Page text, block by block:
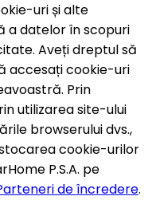
uri și alte
a datelor în scopuri
Aveți dreptul să
accesați cookie-uri
Prin
utilizarea site-ului
browserului dvs.,
cookie-urilor
P.S.A. pe
de încredere.